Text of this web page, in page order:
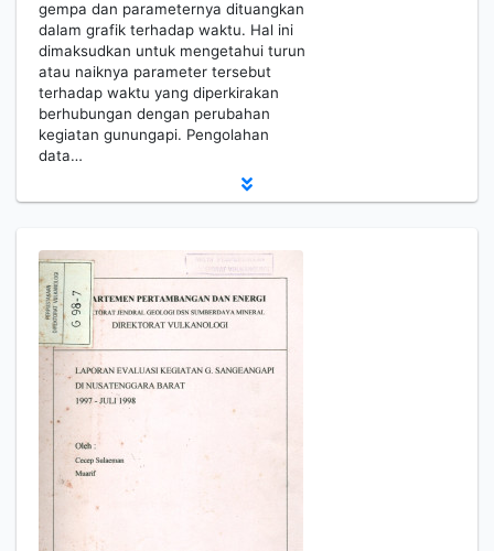
gempa dan parameternya dituangkan
dalam grafik terhadap waktu. Hal ini
dimaksudkan untuk mengetahui turun
atau naiknya parameter tersebut
terhadap waktu yang diperkirakan
berhubungan dengan perubahan
kegiatan gunungapi. Pengolahan
data…